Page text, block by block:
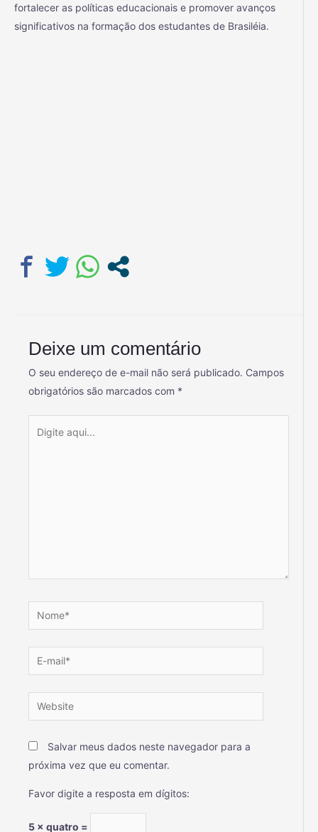
fortalecer as políticas educacionais e promover avanços
significativos na formação dos estudantes de Brasiléia.
Deixe um comentário
O seu endereço de e-mail não será publicado. Campos
obrigatórios são marcados com *
Salvar meus dados neste navegador para a
próxima vez que eu comentar.
Favor digite a resposta em dígitos:
5 × quatro =